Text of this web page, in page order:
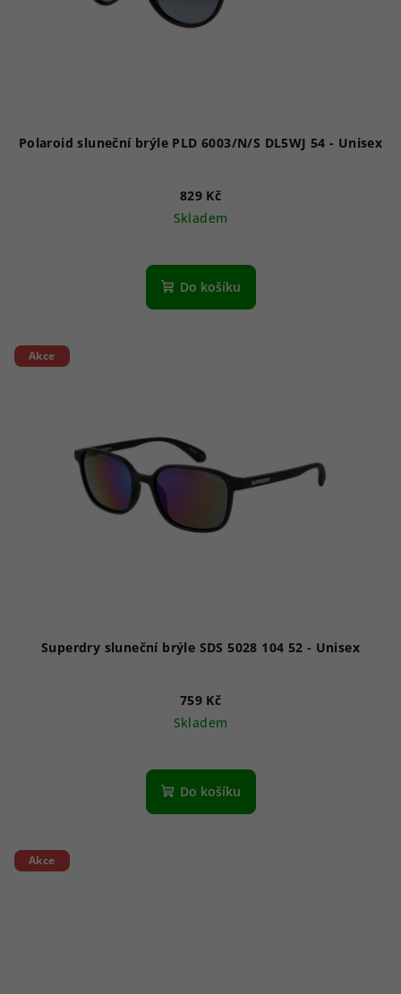
Polaroid sluneční brýle PLD 6003/N/S DL5WJ 54 - Unisex
829 Kč
Skladem
Do košíku
Akce
Superdry sluneční brýle SDS 5028 104 52 - Unisex
759 Kč
Skladem
Do košíku
Akce